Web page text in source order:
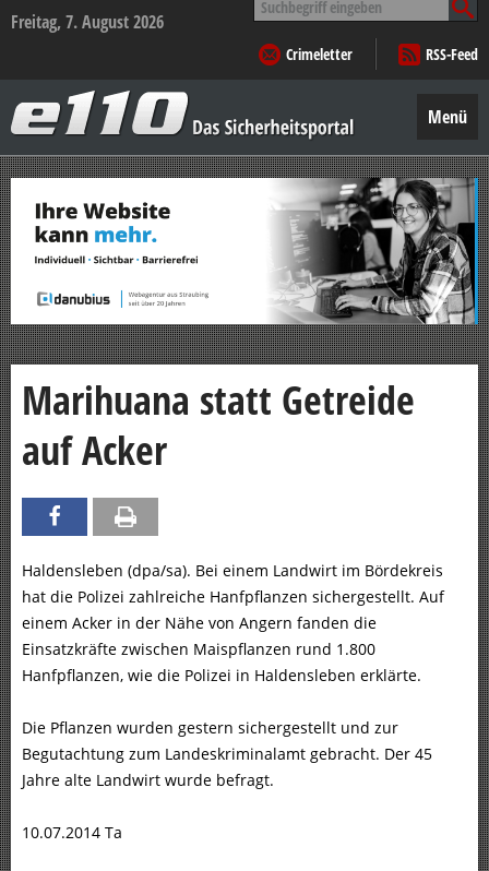
Freitag, 7. August 2026
nach:
Crimeletter
RSS-Feed
–
Das
Sicherheitsportal
Menü
Zum
Inhalt
springen
Marihuana statt Getreide
auf Acker
Haldensleben (dpa/sa). Bei einem Landwirt im Bördekreis
hat die Polizei zahlreiche Hanfpflanzen sichergestellt. Auf
einem Acker in der Nähe von Angern fanden die
Einsatzkräfte zwischen Maispflanzen rund 1.800
Hanfpflanzen, wie die Polizei in Haldensleben erklärte.
Die Pflanzen wurden gestern sichergestellt und zur
Begutachtung zum Landeskriminalamt gebracht. Der 45
Jahre alte Landwirt wurde befragt.
10.07.2014 Ta